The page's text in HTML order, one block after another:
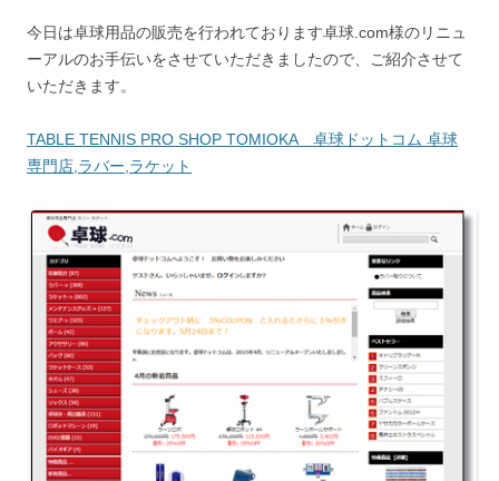
今日は卓球用品の販売を行われております卓球.com様のリニュ
ーアルのお手伝いをさせていただきましたので、ご紹介させて
いただきます。
TABLE TENNIS PRO SHOP TOMIOKA 卓球ドットコム 卓球
専門店,ラバー,ラケット